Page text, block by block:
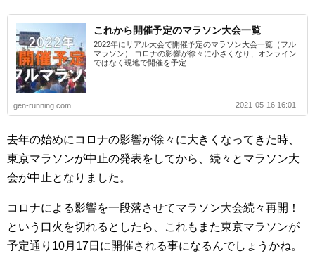
これから開催予定のマラソン大会一覧
2022年にリアル大会で開催予定のマラソン大会一覧（フル
マラソン） コロナの影響が徐々に小さくなり、オンライン
ではなく現地で開催を予定...
gen-running.com 2021-05-16 16:01
去年の始めにコロナの影響が徐々に大きくなってきた時、
東京マラソンが中止の発表をしてから、続々とマラソン大
会が中止となりました。
コロナによる影響を一段落させてマラソン大会続々再開！
という口火を切れるとしたら、これもまた東京マラソンが
予定通り10月17日に開催される事になるんでしょうかね。